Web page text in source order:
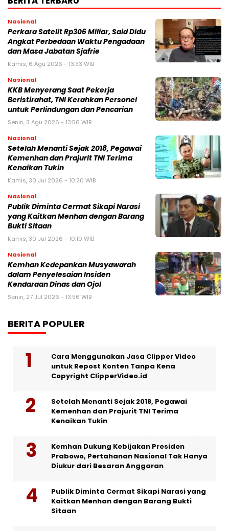
Nasional
Perkara Satelit Rp306 Miliar, Said Didu
Angkat Perbedaan Waktu Pengadaan
dan Masa Jabatan Sjafrie
Kamis, 6 Agu 2026 - 13:33 WIB
Nasional
KKB Menyerang Saat Pekerja
Beristirahat, TNI Kerahkan Personel
untuk Perlindungan dan Pencarian
Senin, 3 Agu 2026 - 13:56 WIB
Nasional
Setelah Menanti Sejak 2018, Pegawai
Kemenhan dan Prajurit TNI Terima
Kenaikan Tukin
Kamis, 30 Jul 2026 - 10:20 WIB
Nasional
Publik Diminta Cermat Sikapi Narasi
yang Kaitkan Menhan dengan Barang
Bukti Sitaan
Kamis, 30 Jul 2026 - 10:10 WIB
Nasional
Kemhan Kedepankan Musyawarah
dalam Penyelesaian Insiden
Kendaraan Dinas dan Ojol
Senin, 27 Jul 2026 - 13:56 WIB
BERITA POPULER
Cara Menggunakan Jasa Clipper Video
untuk Repost Konten Tanpa Kena
Copyright ClipperVideo.id
Setelah Menanti Sejak 2018, Pegawai
Kemenhan dan Prajurit TNI Terima
Kenaikan Tukin
Kemhan Dukung Kebijakan Presiden
Prabowo, Pertahanan Nasional Tak Hanya
Diukur dari Besaran Anggaran
Publik Diminta Cermat Sikapi Narasi yang
Kaitkan Menhan dengan Barang Bukti
Sitaan